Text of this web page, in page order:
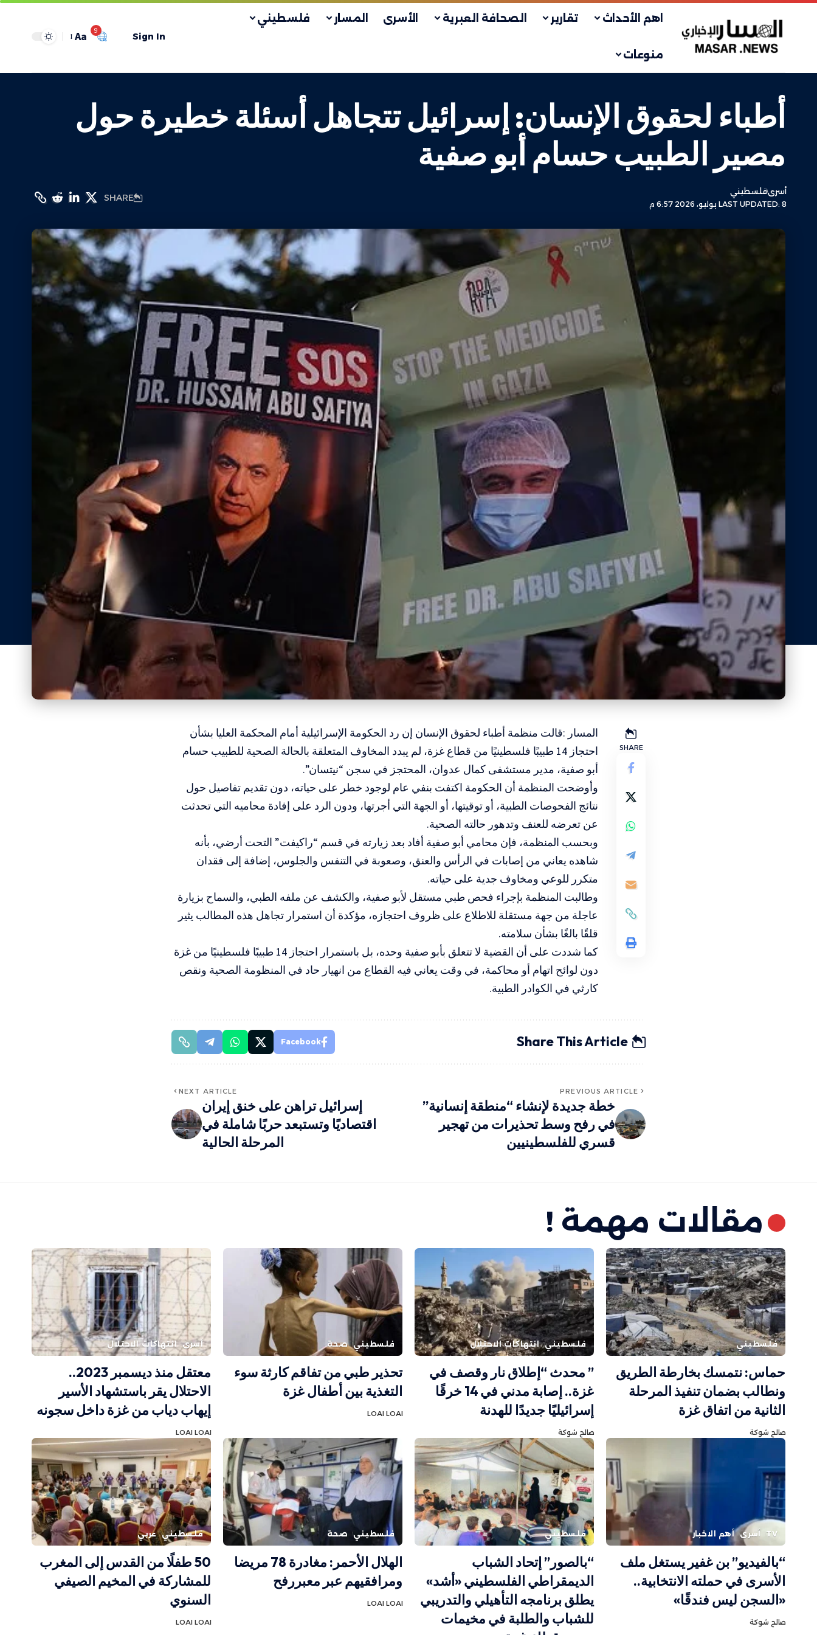
اهم الأحداث تقارير الصحافة العبرية الأسرى المسار فلسطيني
منوعات
Sign In
9
Aa
أطباء لحقوق الإنسان: إسرائيل تتجاهل أسئلة خطيرة حول
مصير الطبيب حسام أبو صفية
LAST UPDATED: 8 يوليو، 2026 6:57 م
أسرىفلسطيني
SHARE
SHARE
المسار :قالت منظمة أطباء لحقوق الإنسان إن رد الحكومة الإسرائيلية أمام المحكمة العليا بشأن
احتجاز 14 طبيبًا فلسطينيًا من قطاع غزة، لم يبدد المخاوف المتعلقة بالحالة الصحية للطبيب حسام
أبو صفية، مدير مستشفى كمال عدوان، المحتجز في سجن “نيتسان”.
وأوضحت المنظمة أن الحكومة اكتفت بنفي عام لوجود خطر على حياته، دون تقديم تفاصيل حول
نتائج الفحوصات الطبية، أو توقيتها، أو الجهة التي أجرتها، ودون الرد على إفادة محاميه التي تحدثت
عن تعرضه للعنف وتدهور حالته الصحية.
وبحسب المنظمة، فإن محامي أبو صفية أفاد بعد زيارته في قسم “راكيفت” التحت أرضي، بأنه
شاهده يعاني من إصابات في الرأس والعنق، وصعوبة في التنفس والجلوس، إضافة إلى فقدان
متكرر للوعي ومخاوف جدية على حياته.
وطالبت المنظمة بإجراء فحص طبي مستقل لأبو صفية، والكشف عن ملفه الطبي، والسماح بزيارة
عاجلة من جهة مستقلة للاطلاع على ظروف احتجازه، مؤكدة أن استمرار تجاهل هذه المطالب يثير
قلقًا بالغًا بشأن سلامته.
كما شددت على أن القضية لا تتعلق بأبو صفية وحده، بل باستمرار احتجاز 14 طبيبًا فلسطينيًا من غزة
دون لوائح اتهام أو محاكمة، في وقت يعاني فيه القطاع من انهيار حاد في المنظومة الصحية ونقص
كارثي في الكوادر الطبية.
Share This Article
Facebook
PREVIOUS ARTICLE
خطة جديدة لإنشاء “منطقة إنسانية”
في رفح وسط تحذيرات من تهجير
قسري للفلسطينيين
NEXT ARTICLE
إسرائيل تراهن على خنق إيران
اقتصاديًا وتستبعد حربًا شاملة في
المرحلة الحالية
مقالات مهمة !
فلسطيني
حماس: نتمسك بخارطة الطريق
ونطالب بضمان تنفيذ المرحلة
الثانية من اتفاق غزة
صالح شوكة
فلسطيني انتهاكات الاحتلال
” محدث “إطلاق نار وقصف في
غزة.. إصابة مدني في 14 خرقًا
إسرائيليًا جديدًا للهدنة
صالح شوكة
فلسطيني صحة
تحذير طبي من تفاقم كارثة سوء
التغذية بين أطفال غزة
LOAI LOAI
أسرى انتهاكات الاحتلال
معتقل منذ ديسمبر 2023..
الاحتلال يقر باستشهاد الأسير
إيهاب دياب من غزة داخل سجونه
LOAI LOAI
TV أسرى أهم الاخبار
“بالفيديو” بن غفير يستغل ملف
الأسرى في حملته الانتخابية..
«السجن ليس فندقًا»
صالح شوكة
فلسطيني
“بالصور” إتحاد الشباب
الديمقراطي الفلسطيني «أشد»
يطلق برنامجه التأهيلي والتدريبي
للشباب والطلبة في مخيمات
فلسطيني صحة
الهلال الأحمر: مغادرة 78 مريضا
ومرافقيهم عبر معبررفح
LOAI LOAI
فلسطيني عربي
50 طفلًا من القدس إلى المغرب
للمشاركة في المخيم الصيفي
السنوي
LOAI LOAI